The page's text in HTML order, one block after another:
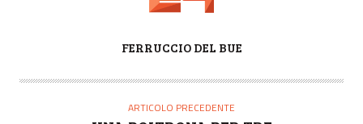
T
FERRUCCIO DEL BUE
ARTICOLO PRECEDENTE